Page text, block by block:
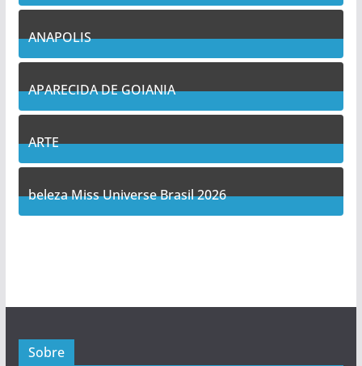
7Posts
ANAPOLIS
11Posts
APARECIDA DE GOIANIA
13Posts
ARTE
5Posts
beleza Miss Universe Brasil 2026
Sobre